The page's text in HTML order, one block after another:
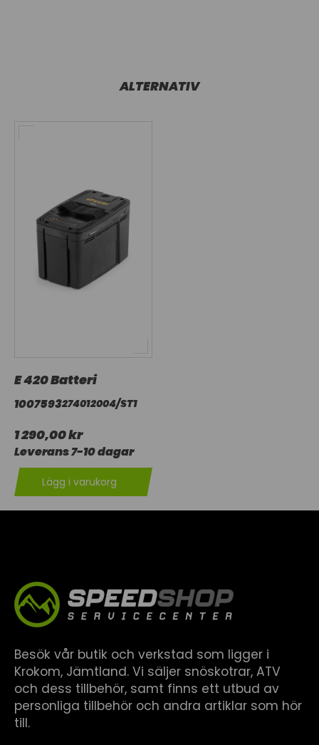
ALTERNATIV
E 420 Batteri
1007593274012004/ST1
1 290,00 kr
Leverans 7-10 dagar
Lägg i varukorg
Besök vår butik och verkstad som ligger i
Krokom, Jämtland. Vi säljer snöskotrar, ATV
och dess tillbehör, samt finns ett utbud av
personliga tillbehör och andra artiklar som hör
till.